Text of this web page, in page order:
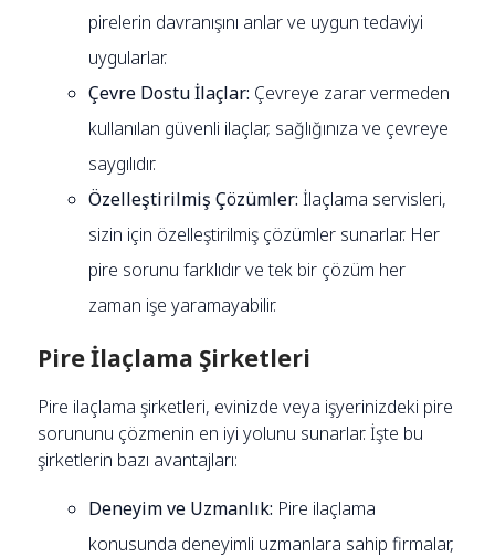
pirelerin davranışını anlar ve uygun tedaviyi
uygularlar.
Çevre Dostu İlaçlar: Çevreye zarar vermeden
kullanılan güvenli ilaçlar, sağlığınıza ve çevreye
saygılıdır.
Özelleştirilmiş Çözümler: İlaçlama servisleri,
sizin için özelleştirilmiş çözümler sunarlar. Her
pire sorunu farklıdır ve tek bir çözüm her
zaman işe yaramayabilir.
Pire İlaçlama Şirketleri
Pire ilaçlama şirketleri, evinizde veya işyerinizdeki pire
sorununu çözmenin en iyi yolunu sunarlar. İşte bu
şirketlerin bazı avantajları:
Deneyim ve Uzmanlık: Pire ilaçlama
konusunda deneyimli uzmanlara sahip firmalar,